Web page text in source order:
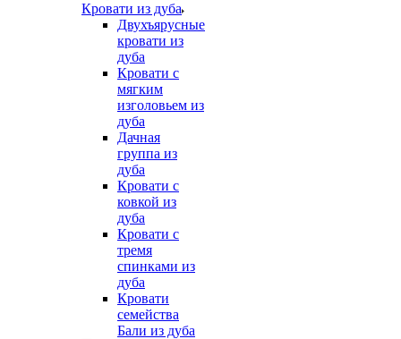
Кровати из дуба
Двухъярусные
кровати из
дуба
Кровати с
мягким
изголовьем из
дуба
Дачная
группа из
дуба
Кровати с
ковкой из
дуба
Кровати с
тремя
спинками из
дуба
Кровати
семейства
Бали из дуба